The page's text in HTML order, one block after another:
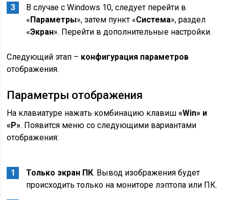
В случае с Windows 10, следует перейти в
« Параметры», затем пункт «Система», раздел
«Экран». Перейти в дополнительные настройки.
Следующий этап – конфигурация параметров
отображения.
Параметры отображения
На клавиатуре нажать комбинацию клавиш«Win» и
«P». Появится меню со следующими вариантами
отображения:
Только экран ПК. Вывод изображения будет
происходить только на мониторе лэптопа или ПК.